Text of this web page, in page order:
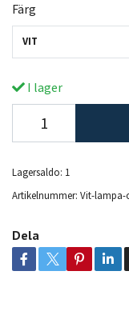
Färg
VIT
I lager
Lagersaldo: 1
Artikelnummer: Vit-lampa-
Dela